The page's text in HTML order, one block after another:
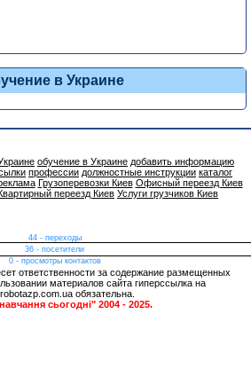
в Украине
обучение в Украине добавить информацию
профессии должностные инструкции каталог
Грузоперевозки Киев Офисный переезд Киев
переезд Киев Услуги грузчиков Киев
44 - переходы
36 - посетители
0 - просмотры контактов
ответственности за содержание размещенных
материалов сайта гиперссылка на
обязательна.
сьогодні" 2004 - 2025.